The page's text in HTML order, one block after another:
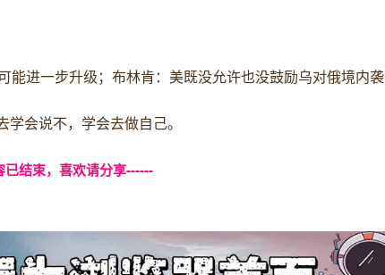
进一步升级；布林肯：美既没允许也没鼓励乌对俄境内
会说不，学会去做自己。
已结束，喜欢请分享------